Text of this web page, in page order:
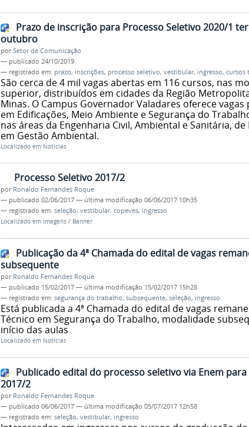
Prazo de inscrição para Processo Seletivo 2020/1
outubro
porSetor de Comunicação
— publicado 24/10/2019
— registrado em: prazo, inscrições, processo seletivo, vestibular, ingresso, cursos
São cerca de 4 mil vagas abertas em 116 cursos, nas
superior, distribuídos em cidades da Região
Minas. O Campus Governador Valadares oferece
em Edificações, Meio Ambiente e Segurança do
nas áreas da Engenharia Civil, Ambiental e Sanitária,
em Gestão Ambiental.
Localizado em Notícias
Processo Seletivo 2017/2
por Ronaldo Fernandes Roque
— publicado 02/06/2017 — última modificação 06/06/2017 10h35
— registrado em: seleção, vestibular, copeves, ingresso
Localizado em Imagens / Banner
Publicação da 4ª Chamada do edital de vagas
subsequente
por Ronaldo Fernandes Roque
— publicado 15/02/2017 — última modificação 15/02/2017 15h28
— registrado em: segurança do trabalho, subsequente, seleção, ingresso
Está publicada a 4ª Chamada do edital de vagas
Técnico em Segurança do Trabalho, modalidade
início das aulas
Localizado em Notícias
Publicado edital do processo seletivo via Enem
2017/2
por Ronaldo Fernandes Roque
— publicado 06/06/2017 — última modificação 05/07/2017 12h58
— registrado em: seleção, vestibular, ingresso